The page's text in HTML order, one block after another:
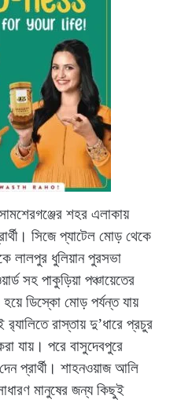
শহর এলাকায়
সিজে প্যাটেল মোড় থেকে
লালপুর ধুলিয়ান পুরসভা
সহ পাকুড়িয়া পঞ্চায়েতের
হয়ে ডিস্কো মোড় পর্যন্ত যায়
রাস্তায় দু’ধারে প্রচুর
যায়। পরে বাসুদেবপুরে
প্রার্থী। শাহনওয়াজ আলি
মানুষের জন্য কিছুই